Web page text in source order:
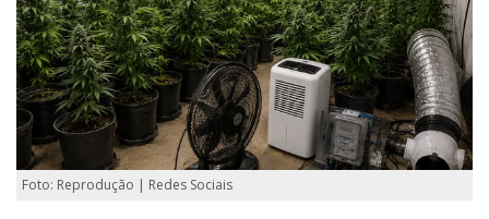
Foto: Reprodução | Redes Sociais